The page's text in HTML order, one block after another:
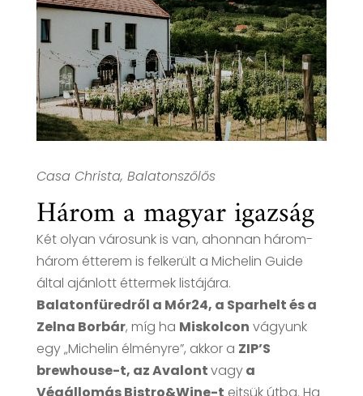
Casa Christa, Balatonszőlős
Három a magyar igazság
Két olyan városunk is van, ahonnan három-
három étterem is felkerült a Michelin Guide
által ajánlott éttermek listájára.
Balatonfüredről a Mór24, a Sparhelt és a
Zelna Borbár, míg ha Miskolcon vágyunk
egy „Michelin élményre”, akkor a ZIP’S
brewhouse-t, az Avalontvagya